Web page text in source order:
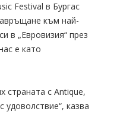
Festival в Бургас
към най-
в „Евровизия“ през
е като
страната с Antique,
казва